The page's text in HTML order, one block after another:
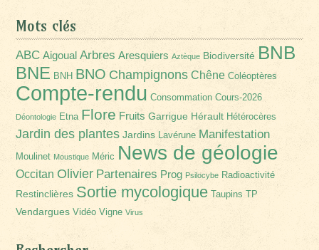
Mots clés
ABC Aigoual Arbres Aresquiers Aztèque Biodiversité BNB
BNE BNH BNO Champignons Chêne Coléoptères
Compte-rendu Consommation Cours-2026
Déontologie Etna Flore Fruits Garrigue Hérault Hétérocères
Jardin des plantes Jardins Lavérune Manifestation
Moulinet Moustique Méric News de géologie
Occitan Olivier Partenaires Prog Psilocybe Radioactivité
Restinclières Sortie mycologique Taupins TP
Vendargues Vidéo Vigne Virus